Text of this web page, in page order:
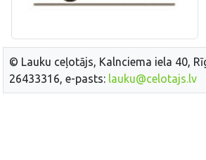
© Lauku ceļotājs, Kalnciema iela 40,
26433316, e-pasts: lauku@celotajs.lv